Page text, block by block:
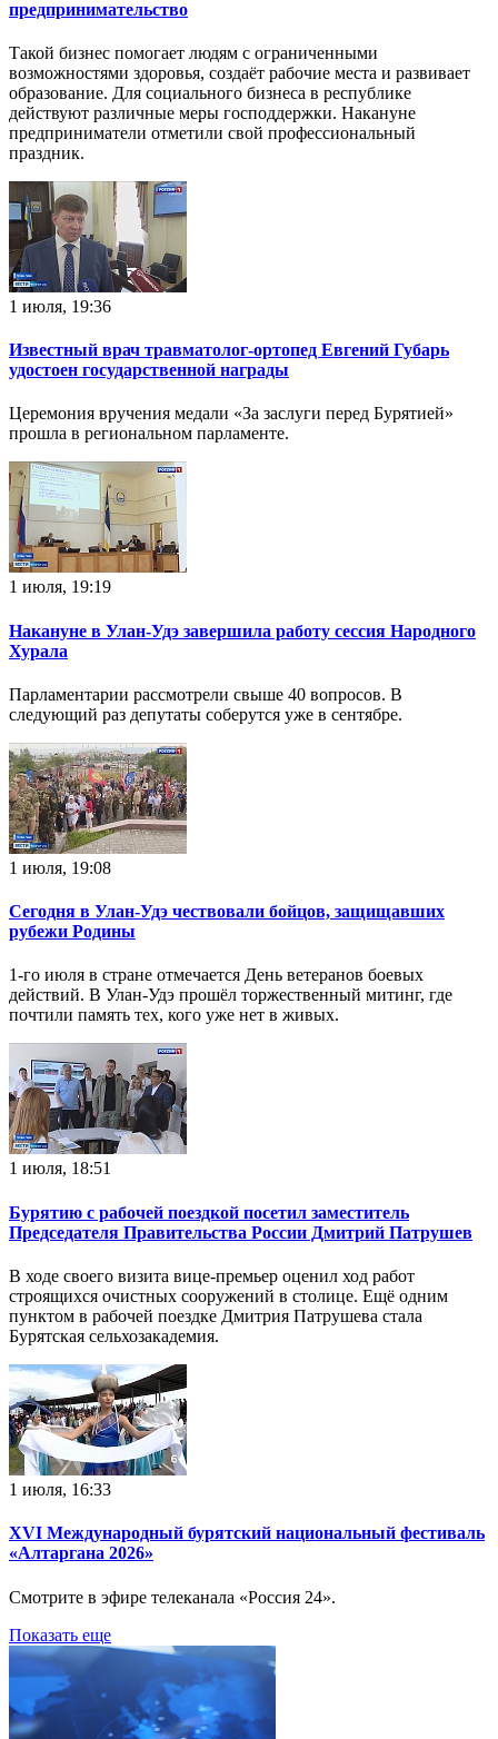
предпринимательство
Такой бизнес помогает людям с ограниченными
возможностями здоровья, создаёт рабочие места и развивает
образование. Для социального бизнеса в республике
действуют различные меры гocпoддepжки. Накануне
предприниматели отметили свой профессиональный
праздник.
1 июля, 19:36
Известный врач травматолог-ортопед Евгений Губарь
удостоен государственной награды
Церемония вручения медали «За заслуги перед Бурятией»
прошла в региональном парламенте.
1 июля, 19:19
Накануне в Улан-Удэ завершила работу сессия Народного
Хурала
Парламентарии рассмотрели свыше 40 вопросов. В
следующий раз депутаты соберутся уже в сентябре.
1 июля, 19:08
Сегодня в Улан-Удэ чествовали бойцов, защищавших
рубежи Родины
1-го июля в стране отмечается День ветеранов боевых
действий. В Улан-Удэ прошёл торжественный митинг, где
почтили память тех, кого уже нет в живых.
1 июля, 18:51
Бурятию с рабочей поездкой посетил заместитель
Председателя Правительства России Дмитрий Патрушев
В ходе своего визита вице-премьер оценил ход работ
строящихся очистных сооружений в столице. Ещё одним
пунктом в рабочей поездке Дмитрия Патрушева стала
Бурятская сельхозакадемия.
1 июля, 16:33
XVI Международный бурятский национальный фестиваль
«Алтаргана 2026»
Смотрите в эфире телеканала «Россия 24».
Показать еще